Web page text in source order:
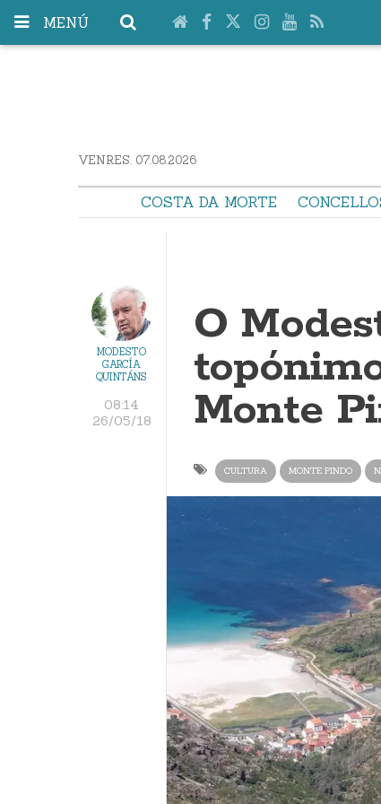
MENÚ
VENRES. 07.08.2026
COSTA DA MORTE
MODESTO
GARCÍA
QUINTÁNS
08:14
26/05/18
O
Monte
CULTURA MONTE PINDO